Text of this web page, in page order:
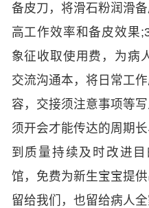
备皮刀，将滑石粉润滑
高工作效率和备皮效果
象征收取使用费，为病
交流沟通本，将日常工
容，交接须注意事项等
须开会才能传达的周期
到质量持续及时改进
馆，免费为新生宝宝提
留给我们，也留给病人